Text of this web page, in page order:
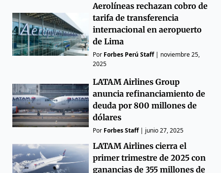
Aerolíneas rechazan cobro de
tarifa de transferencia
internacional en aeropuerto
de Lima
Por Forbes Perú Staff| noviembre 25,
2025
LATAM Airlines Group
anuncia refinanciamiento de
deuda por 800 millones de
dólares
Por Forbes Staff| junio 27, 2025
LATAM Airlines cierra el
primer trimestre de 2025 con
ganancias de 355 millones de